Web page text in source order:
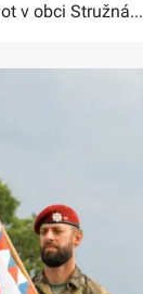
v obci Stružná...